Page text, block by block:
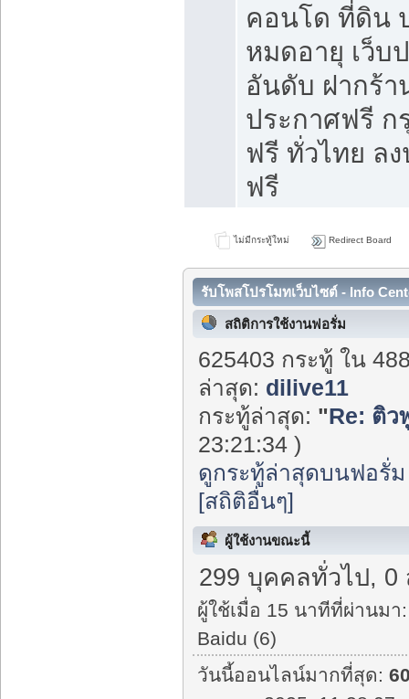
คอนโด ที่ดิน
หมดอายุ เว็บ
อันดับ ฝากร้า
ประกาศฟรี ก
ฟรี ทั่วไทย ล
ฟรี
ไม่มีกระทู้ใหม่ Redirect Board
รับโพสโปรโมทเว็บไซต์ - Info
สถิติการใช้งานฟอรั่ม
625403 กระทู้ ใน
ล่าสุด: dilive11
กระทู้ล่าสุด: "Re: ติว
23:21:34 )
ดูกระทู้ล่าสุดบนฟอรั่ม
[สถิติอื่นๆ]
ผู้ใช้งานขณะนี้
299 บุคคลทั่วไป, 0
ผู้ใช้เมื่อ 15 นาทีที่ผ่านมา:
Baidu (6)
วันนี้ออนไลน์มากที่สุด: